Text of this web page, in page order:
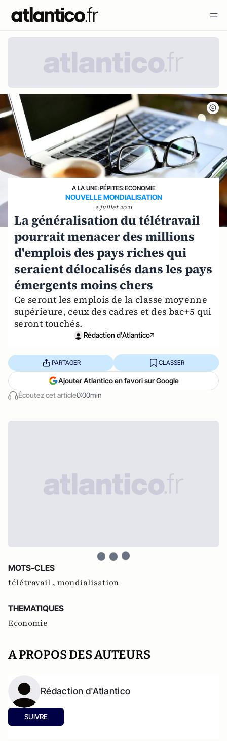
A LA UNE›PÉPITES›ECONOMIE
NOUVELLE MONDIALISATION
2 juillet 2021
La généralisation du télétravail
pourrait menacer des millions
d'emplois des pays riches qui
seraient délocalisés dans les pays
émergents moins chers
Ce seront les emplois de la classe moyenne
supérieure, ceux des cadres et des bac+5 qui
seront touchés.
Rédaction d'Atlantico
Écoutez cet article0:00min
PARTAGER CLASSER
Ajouter Atlantico en favori sur Google
MOTS-CLES
télétravail , mondialisation
THEMATIQUES
Economie
A PROPOS DES AUTEURS
Rédaction d'Atlantico
SUIVRE